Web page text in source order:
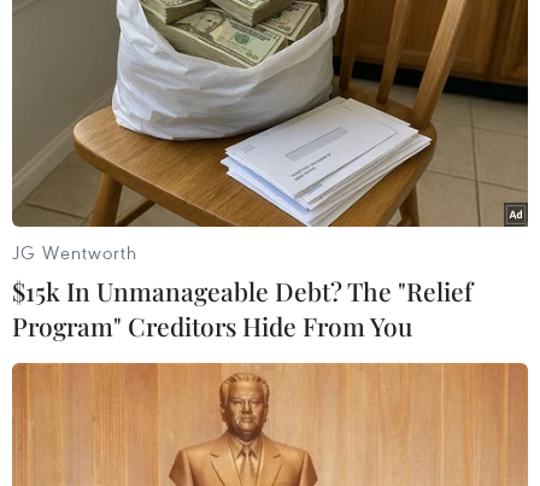
Theo dõi VietnamPlus
TIN LIÊN QUAN
JG Wentworth
$15k In Unmanageable Debt? The "Relief
Program" Creditors Hide From You